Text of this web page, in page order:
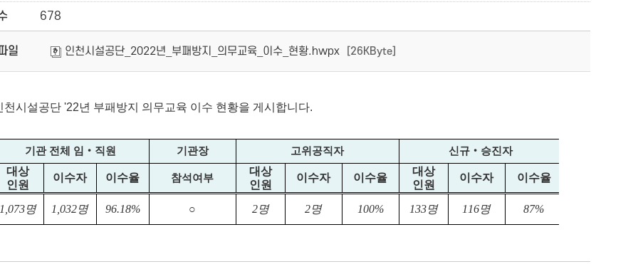
678
일 인천시설공단_2022년_부패방지_의무교육_이수_현황.hwpx [26KByte]
천시설공단 '22년 부패방지 의무교육 이수 현황을 게시합니다.
기관 전체 임 ‧ 직원 기관장 고위공직자 신규 ‧ 승진자
대상
인원
이수자 이수율 참석여부
대상
인원
이수자 이수율
대상
인원
이수자 이수율
1,073명 1,032명 96.18% ○ 2명 2명 100% 133명 116명 87%